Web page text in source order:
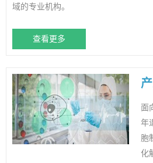
域的专业机构。
查看更多
面
年
胞
化